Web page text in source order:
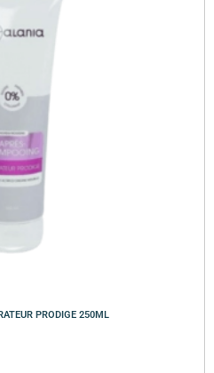
PRODIGE 250ML